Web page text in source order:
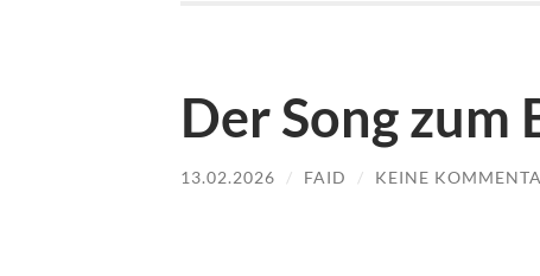
Der Song zum
13.02.2026 / FAID / KEINE